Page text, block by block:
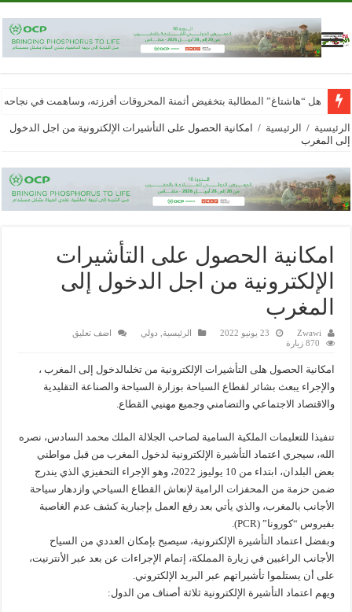
هل “هاشتاغ” المطالبة بتخفيض أثمنة المحروقات أفرزته، وساهمت في
الرئيسية / الرئيسية /
امكانية الحصول على التأشيرات الإلكترونية من اجل الدخول
إلى المغرب
امكانية الحصول على التأشيرات
الإلكترونية من اجل الدخول إلى
المغرب
Zwawi 23 يونيو 2022 الرئيسية دولي
اضف تعليق
870 زيارة
امكانية الحصول هلى التأشيرات الإلكترونية من تخلىالدخول إلى المغرب ،
والإجراء يبعث بشائر لقطاع السياحة بوزارة السياحة والصناعة التقليدية
والاقتصاد الاجتماعي والتضامني وجميع مهنيي القطاع.
تنفيذا للتعليمات الملكية السامية لصاحب الجلالة الملك محمد السادس، نصره
الله، سيجري اعتماد التأشيرة الإلكترونية لدخول المغرب من قبل مواطني
بعض البلدان، ابتداء من 10 يوليوز 2022، وهو الإجراء التحفيزي الذي يندرج
ضمن حزمة من المحفزات الرامية لإنعاش القطاع السياحي وازدهار سياحة
الأجانب بالمغرب، والذي يأتي بعد رفع العمل بإجبارية كشف عدم الغاصبة
بفيروس “كورونا” (PCR).
وبفضل اعتماد التأشيرة الإلكترونية، سيصبح بإمكان العددي من السياح
الأجانب الراغبين في زيارة المملكة، إتمام الإجراءات عن بعد عبر الأنترنيت،
على أن يستلموا تأشيراتهم عبر البريد الإلكتروني.
ويهم اعتماد التأشيرة الإلكترونية ثلاثة أصناف من الدول: